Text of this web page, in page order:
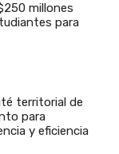
millones
para
territorial de
para
y eficiencia